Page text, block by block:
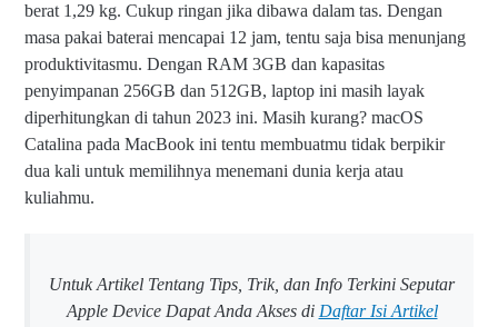
berat 1,29 kg. Cukup ringan jika dibawa dalam tas. Dengan
masa pakai baterai mencapai 12 jam, tentu saja bisa menunjang
produktivitasmu. Dengan RAM 3GB dan kapasitas
penyimpanan 256GB dan 512GB, laptop ini masih layak
diperhitungkan di tahun 2023 ini. Masih kurang? macOS
Catalina pada MacBook ini tentu membuatmu tidak berpikir
dua kali untuk memilihnya menemani dunia kerja atau
kuliahmu.
Untuk Artikel Tentang Tips, Trik, dan Info Terkini Seputar
Apple Device Dapat Anda Akses di Daftar Isi Artikel